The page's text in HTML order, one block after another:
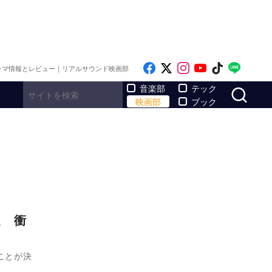
情報とレビュー｜リアルサウンド映画部 Like on Facebook
Follow on x
Follow on
Follow on
Follow
音楽部
映画部
テック
ブック
衝
とが決